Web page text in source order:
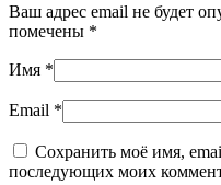
Ваш адрес email не будет
помечены *
Имя *
Email *
Сохранить моё имя,
последующих моих